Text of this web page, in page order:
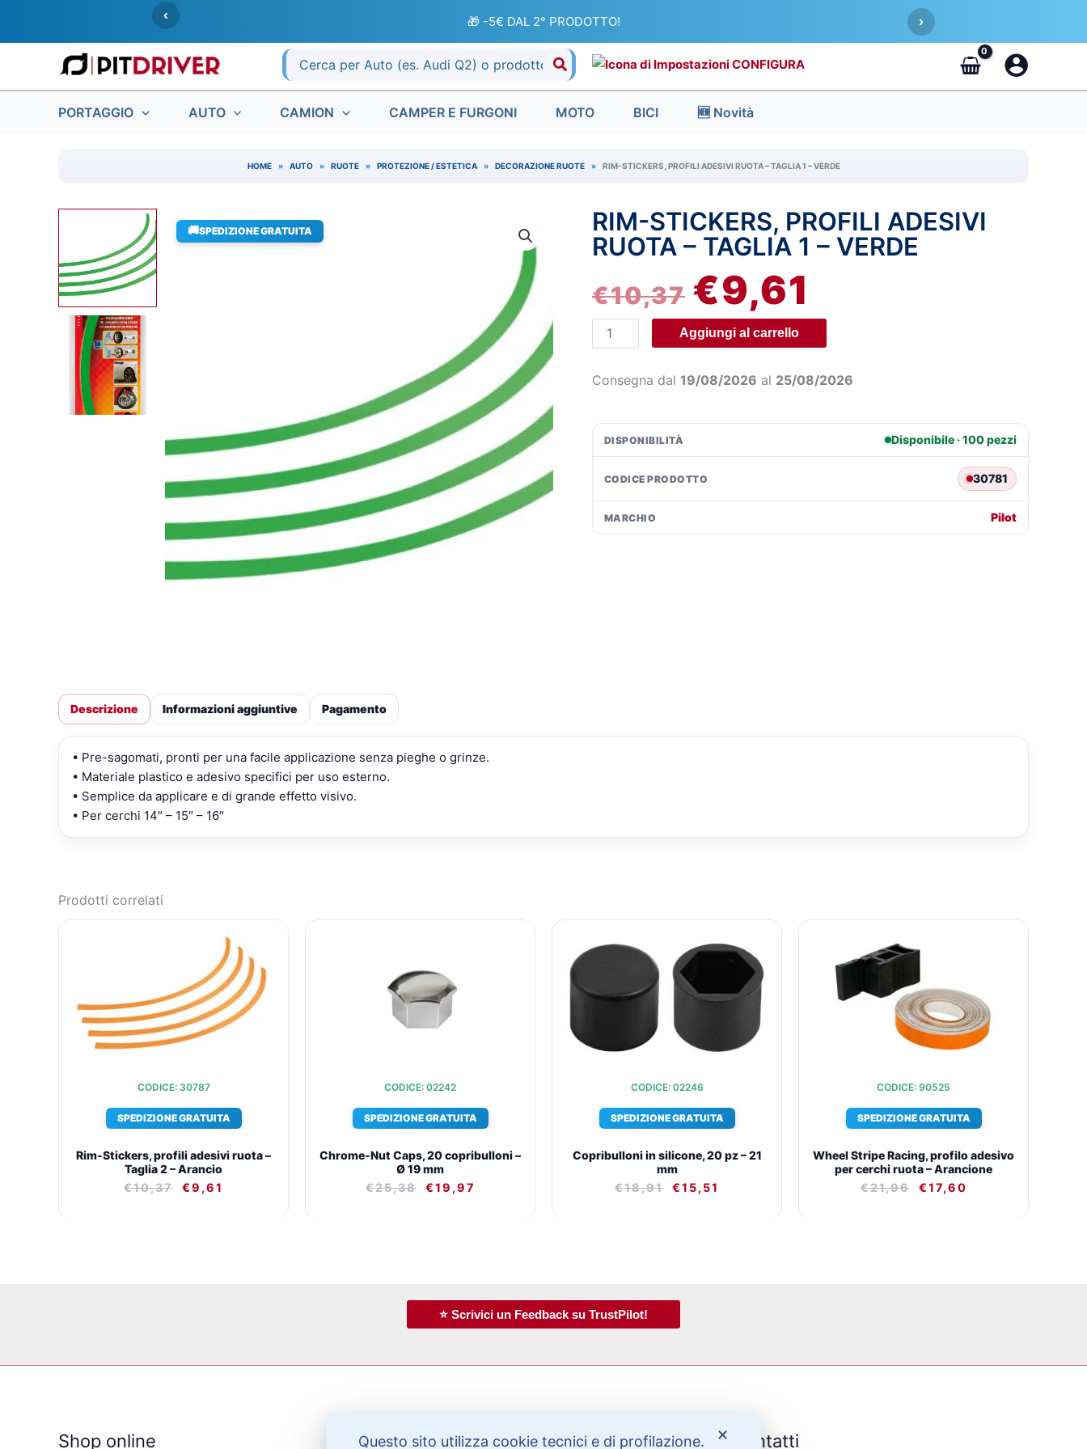
‹ 🎁 -5€ DAL 2° PRODOTTO! ›
Ricerca
per:
CONFIGURA
PORTAGGIO AUTO CAMION CAMPER E FURGONI MOTO BICI 🆕 Novità
HOME » AUTO » RUOTE » PROTEZIONE / ESTETICA » DECORAZIONE RUOTE » RIM-STICKERS, PROFILI ADESIVI RUOTA – TAGLIA 1 – VERDE
🚚SPEDIZIONE GRATUITA
RIM-STICKERS, PROFILI ADESIVI
RUOTA – TAGLIA 1 – VERDE
€10,37
IL
PREZZO
ORIGINALE
ERA:
€10,37.
€9,61
IL
PREZZO
€9,61.
Rim-
Stickers,
profili
ruota
-
Taglia
-
quantità
Aggiungi al carrello
Consegna dal 19/08/2026 al 25/08/2026
DISPONIBILITÀ Disponibile · 100 pezzi
CODICE PRODOTTO 30781
MARCHIO Pilot
Descrizione Informazioni aggiuntive Pagamento
• Pre-sagomati, pronti per una facile applicazione senza pieghe o grinze.
• Materiale plastico e adesivo specifici per uso esterno.
• Semplice da applicare e di grande effetto visivo.
• Per cerchi 14″ – 15″ – 16″
Prodotti correlati
CODICE: 30787
SPEDIZIONE GRATUITA
Rim-Stickers, profili adesivi ruota –
Taglia 2 – Arancio
€10,37
PREZZO
ORIGINALE
ERA:
€10,37.
€9,61
PREZZO
ATTUALE
È:
€9,61.
CODICE: 02242
SPEDIZIONE GRATUITA
Chrome-Nut Caps, 20 copribulloni –
Ø 19 mm
€25,38
ERA:
€25,38.
€19,97
CODICE: 02246
SPEDIZIONE GRATUITA
Copribulloni in silicone, 20 pz – 21
mm
€18,91
PREZZO
ORIGINALE
ERA:
€18,91.
€15,51
PREZZO
ATTUALE
€15,51.
CODICE: 90525
SPEDIZIONE GRATUITA
Wheel Stripe Racing, profilo adesivo
per cerchi ruota – Arancione
€21,96
ORIGINALE
€21,96.
€17,60
⭐ Scrivici un Feedback su TrustPilot!
Shop online Bisogno di aiuto? Contatti
✕
Questo sito utilizza cookie tecnici e di profilazione.